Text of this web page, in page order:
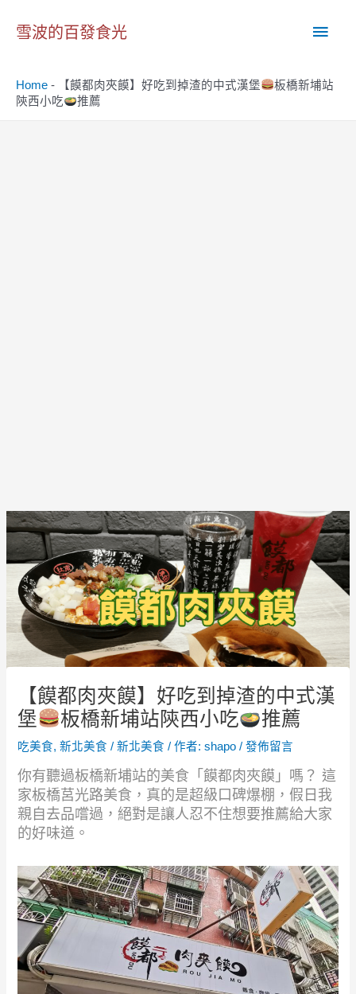
雪波的百發食光
主
Home - 【饃都肉夾饃】好吃到掉渣的中式漢堡
板橋新埔站
陝西小吃
推薦
【饃都肉夾饃】好吃到掉渣的中式漢
堡
板橋新埔站陝西小吃 推薦
吃美食,新北美食 /新北美食 / 作者:shapo/發佈留言
你有聽過板橋新埔站的美食「饃都肉夾饃」嗎？ 這
家板橋莒光路美食，真的是超級口碑爆棚，假日我
親自去品嚐過，絕對是讓人忍不住想要推薦給大家
的好味道。
Post
navigation